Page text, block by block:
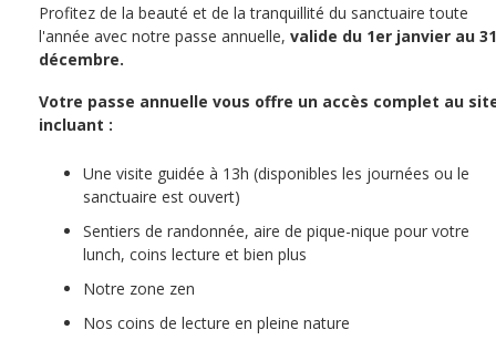
Profitez de la beauté et de la tranquillité du sanctuaire toute
l'année avec notre passe annuelle, valide du 1er janvier au 31
décembre.
Votre passe annuelle vous offre un accès complet au
incluant :
Une visite guidée à 13h (disponibles les journées ou le
sanctuaire est ouvert)
Sentiers de randonnée, aire de pique-nique pour votre
lunch, coins lecture et bien plus
Notre zone zen
Nos coins de lecture en pleine nature